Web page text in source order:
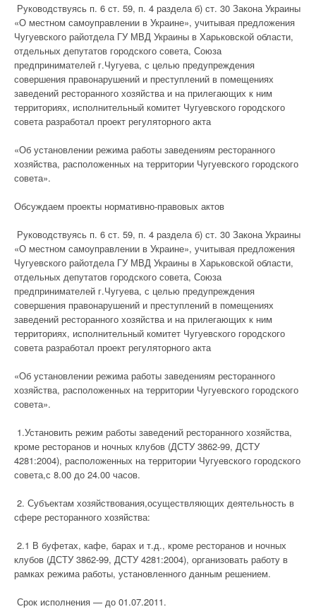
Руководствуясь п. 6 ст. 59, п. 4 раздела б) ст. 30 Закона Украины
«О местном самоуправлении в Украине», учитывая предложения
Чугуевского райотдела ГУ МВД Украины в Харьковской области,
отдельных депутатов городского совета, Союза
предпринимателей г.Чугуева, с целью предупреждения
совершения правонарушений и преступлений в помещениях
заведений ресторанного хозяйства и на прилегающих к ним
территориях, исполнительный комитет Чугуевского городского
совета разработал проект регуляторного акта
«Об установлении режима работы заведениям ресторанного
хозяйства, расположенных на территории Чугуевского городского
совета».
Обсуждаем проекты нормативно-правовых актов
Руководствуясь п. 6 ст. 59, п. 4 раздела б) ст. 30 Закона Украины
«О местном самоуправлении в Украине», учитывая предложения
Чугуевского райотдела ГУ МВД Украины в Харьковской области,
отдельных депутатов городского совета, Союза
предпринимателей г.Чугуева, с целью предупреждения
совершения правонарушений и преступлений в помещениях
заведений ресторанного хозяйства и на прилегающих к ним
территориях, исполнительный комитет Чугуевского городского
совета разработал проект регуляторного акта
«Об установлении режима работы заведениям ресторанного
хозяйства, расположенных на территории Чугуевского городского
совета».
1.Установить режим работы заведений ресторанного хозяйства,
кроме ресторанов и ночных клубов (ДСТУ 3862-99, ДСТУ
4281:2004), расположенных на территории Чугуевского городского
совета,с 8.00 до 24.00 часов.
2. Субъектам хозяйствования,осуществляющих деятельность в
сфере ресторанного хозяйства:
2.1 В буфетах, кафе, барах и т.д., кроме ресторанов и ночных
клубов (ДСТУ 3862-99, ДСТУ 4281:2004), организовать работу в
рамках режима работы, установленного данным решением.
Срок исполнения — до 01.07.2011.